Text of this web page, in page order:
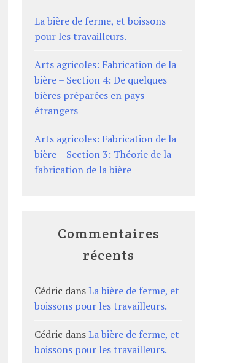
La bière de ferme, et boissons
pour les travailleurs.
Arts agricoles: Fabrication de la
bière – Section 4: De quelques
bières préparées en pays
étrangers
Arts agricoles: Fabrication de la
bière – Section 3: Théorie de la
fabrication de la bière
Commentaires
récents
Cédric dansLa bière de ferme, et
boissons pour les travailleurs.
Cédric dansLa bière de ferme, et
boissons pour les travailleurs.